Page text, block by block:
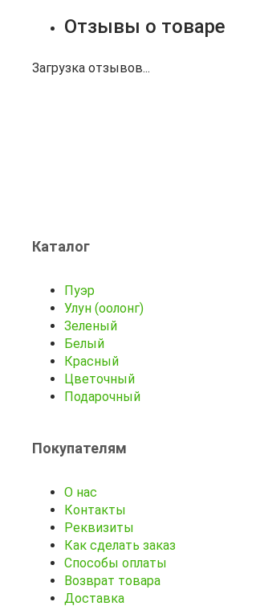
Отзывы о товаре
Загрузка отзывов...
Каталог
Пуэр
Улун (оолонг)
Зеленый
Белый
Красный
Цветочный
Подарочный
Покупателям
О нас
Контакты
Реквизиты
Как сделать заказ
Способы оплаты
Возврат товара
Доставка